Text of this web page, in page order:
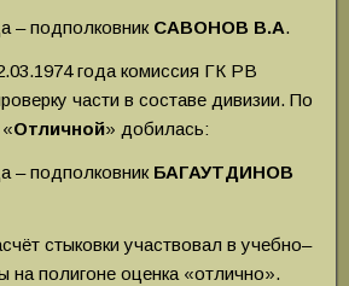
– подполковник САВОНОВ В.А.
года комиссия ГК РВ
части в составе дивизии. По
Отличной» добилась:
– подполковник БАГАУТДИНОВ
стыковки участвовал в учебно–
на полигоне оценка «отлично».